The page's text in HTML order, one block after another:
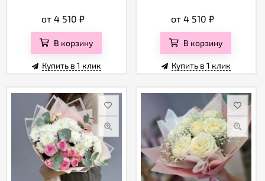
от 4 510 ₽
В корзину
Купить в 1 клик
от 4 510 ₽
В корзину
Купить в 1 клик